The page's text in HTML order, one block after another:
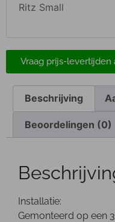
Ritz Small
Vraag prijs-levertijden
Beschrijving
Beoordelingen (0)
Installatie:
Gemonteerd op een